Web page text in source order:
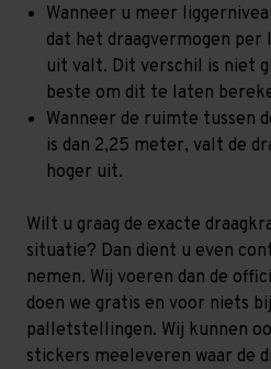
Wanneer u meer
dat het draagvermogen per
uit valt. Dit verschil is niet
beste om dit te laten
Wanneer de ruimte tussen
is dan 2,25 meter, valt de
hoger uit.
Wilt u graag de exacte
situatie? Dan dient u even
nemen. Wij voeren dan de
doen we gratis en voor niets
palletstellingen. Wij kunnen
stickers meeleveren waar de